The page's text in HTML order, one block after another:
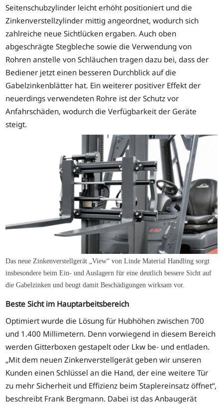
Seitenschubzylinder leicht erhöht positioniert und die
Zinkenverstellzylinder mittig angeordnet, wodurch sich
zahlreiche neue Sichtlücken ergaben. Auch oben
abgeschrägte Stegbleche sowie die Verwendung von
Rohren anstelle von Schläuchen tragen dazu bei, dass der
Bediener jetzt einen besseren Durchblick auf die
Gabelzinkenblätter hat. Ein weiterer positiver Effekt der
neuerdings verwendeten Rohre ist der Schutz vor
Anfahrschäden, wodurch die Verfügbarkeit der Geräte
steigt.
Das neue Zinkenverstellgerät „View“ von Linde Material Handling sorgt
insbesondere beim Ein- und Auslagern für eine deutlich bessere Sicht auf
die Gabelzinken und beugt damit Beschädigungen wirksam vor.
Beste Sicht im Hauptarbeitsbereich
Optimiert wurde die Lösung für Hubhöhen zwischen 700
und 1.400 Millimetern. Denn vorwiegend in diesem Bereich
werden Gitterboxen gestapelt oder Lkw be- und entladen.
„Mit dem neuen Zinkenverstellgerät geben wir unseren
Kunden einen Schlüssel an die Hand, der eine weitere Tür
zu mehr Sicherheit und Effizienz beim Staplereinsatz öffnet“,
beschreibt Frank Bergmann. Dabei ist das Anbaugerät